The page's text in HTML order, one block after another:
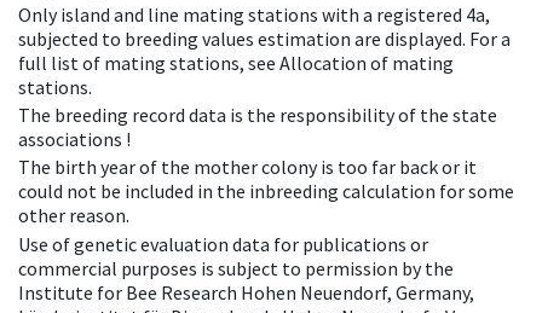
Only island and line mating stations with a registered 4a,
subjected to breeding values estimation are displayed. For a
full list of mating stations, see Allocation of mating
stations.
The breeding record data is the responsibility of the state
associations !
The birth year of the mother colony is too far back or it
could not be included in the inbreeding calculation for some
other reason.
Use of genetic evaluation data for publications or
commercial purposes is subject to permission by the
Institute for Bee Research Hohen Neuendorf, Germany,